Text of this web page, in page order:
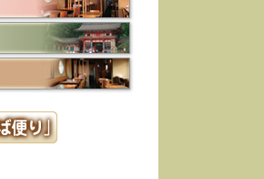
せていただきました。
いました。
。
しました。